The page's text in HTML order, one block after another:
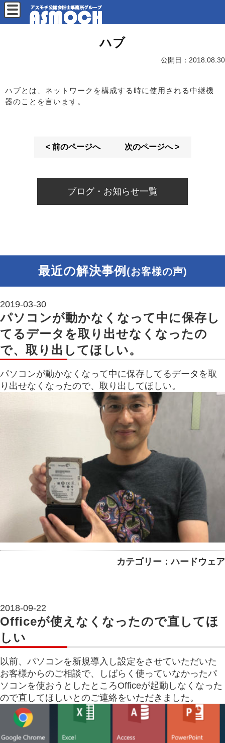
ハブ
公開日： 2018.08.30
ハブとは、ネットワークを構成する時に使用される中継機
器のことを言います。
< 前のページへ 次のページへ >
ブログ・お知らせ一覧
最近の解決事例 (お客様の声)
2019-03-30
パソコンが動かなくなって中に保存し
てるデータを取り出せなくなったの
で、取り出してほしい。
パソコンが動かなくなって中に保存してるデータを取
り出せなくなったので、取り出してほしい。
カテゴリー：ハードウェア
2018-09-22
Officeが使えなくなったので直してほ
しい
以前、パソコンを新規導入し設定をさせていただいた
お客様からのご相談で、しばらく使っていなかったパ
ソコンを使おうとしたところOfficeが起動しなくなった
ので直してほしいとのご連絡をいただきました。